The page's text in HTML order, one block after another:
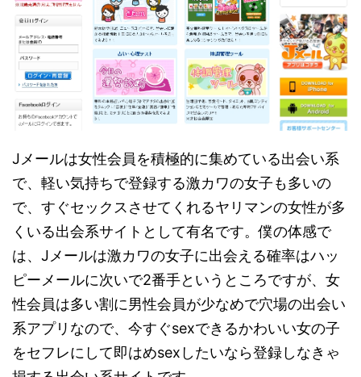
Jメールは女性会員を積極的に集めている出会い系
で、軽い気持ちで登録する激カワの女子も多いの
で、すぐセックスさせてくれるヤリマンの女性が多
くいる出会系サイトとして有名です。僕の体感で
は、Jメールは激カワの女子に出会える確率はハッ
ピーメールに次いで2番手というところですが、女
性会員は多い割に男性会員が少なめで穴場の出会い
系アプリなので、今すぐsexできるかわいい女の子
をセフレにして即はめsexしたいなら登録しなきゃ